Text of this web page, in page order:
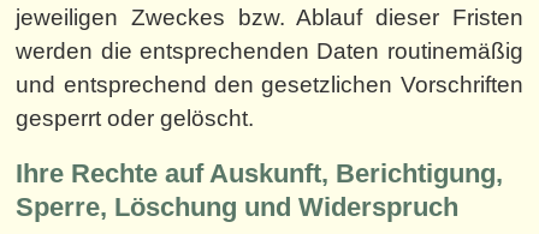
jeweiligen Zweckes bzw. Ablauf dieser Fristen
werden die entsprechenden Daten routinemäßig
und entsprechend den gesetzlichen Vorschriften
gesperrt oder gelöscht.
Ihre Rechte auf Auskunft, Berichtigung,
Sperre, Löschung und Widerspruch